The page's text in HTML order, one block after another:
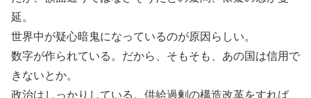
延。
世界中が疑心暗鬼になっているのが原因らしい。
数字が作られている。だから、そもそも、あの国は信用で
きないとか。
政治はしっかりしている。供給過剰の構造改革をすれば、